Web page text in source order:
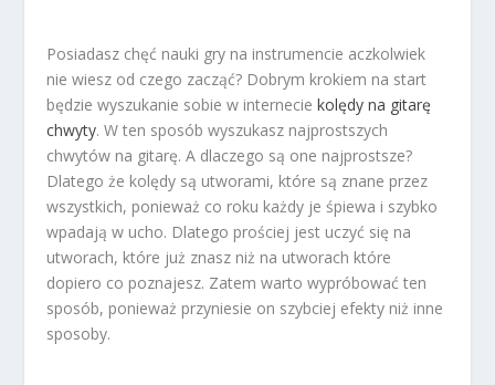
Posiadasz chęć nauki gry na instrumencie aczkolwiek
nie wiesz od czego zacząć? Dobrym krokiem na start
będzie wyszukanie sobie w interneciekolędy na gitarę
chwyty. W ten sposób wyszukasz najprostszych
chwytów na gitarę. A dlaczego są one najprostsze?
Dlatego że kolędy są utworami, które są znane przez
wszystkich, ponieważ co roku każdy je śpiewa i szybko
wpadają w ucho. Dlatego prościej jest uczyć się na
utworach, które już znasz niż na utworach które
dopiero co poznajesz. Zatem warto wypróbować ten
sposób, ponieważ przyniesie on szybciej efekty niż inne
sposoby.